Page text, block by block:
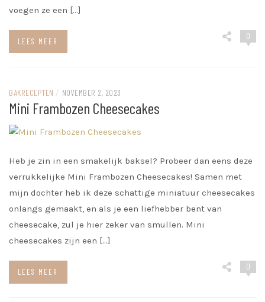
voegen ze een […]
LEES MEER
0
BAKRECEPTEN / NOVEMBER 2, 2023
Mini Frambozen Cheesecakes
Heb je zin in een smakelijk baksel? Probeer dan eens deze
verrukkelijke Mini Frambozen Cheesecakes! Samen met
mijn dochter heb ik deze schattige miniatuur cheesecakes
onlangs gemaakt, en als je een liefhebber bent van
cheesecake, zul je hier zeker van smullen. Mini
cheesecakes zijn een […]
LEES MEER
0